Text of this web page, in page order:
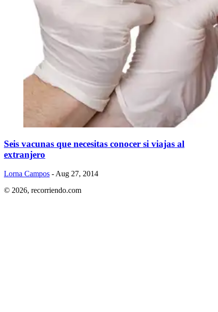
Seis vacunas que necesitas conocer si viajas al
extranjero
Lorna Campos - Aug 27, 2014
© 2026, recorriendo.com